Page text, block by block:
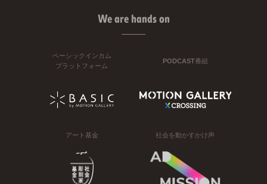
We are hands on
ベーシックインカム
プラットフォーム
PODCAST番組
アート基金 社会を動かすかけ声